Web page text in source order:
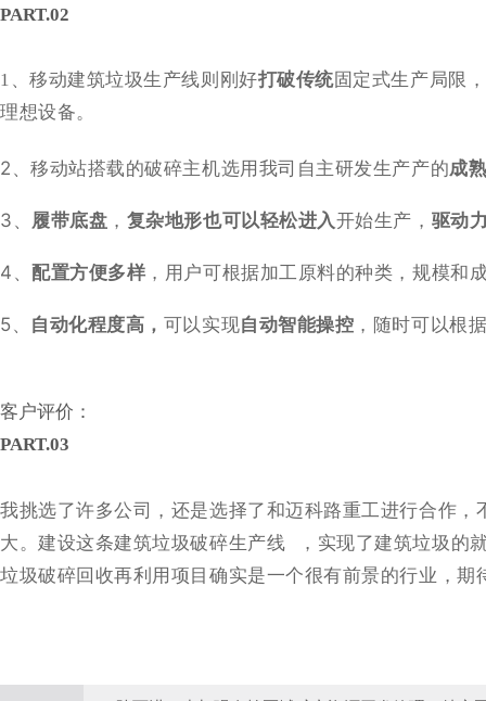
PART.02
1、移动建筑垃圾生产线则刚好打破传统固定式生产局限，
理想设备。
2、移动站搭载的破碎主机选用我司自主研发生产产的成
3、 履带底盘 ， 复杂地形也可以轻松进入开始生产， 驱动
4、配置方便多样 ，用户可根据加工原料的种类，规模和
5、 自动化程度高， 可以实现自动智能操控 ，随时可以根
客户评价：
PART.03
我挑选了许多公司，还是选择了和迈科路重工进行合作
大。建设这条建筑垃圾破碎生产线
，实现了建筑垃圾的
垃圾破碎回收再利用项目确实是一个很有前景的行业，期